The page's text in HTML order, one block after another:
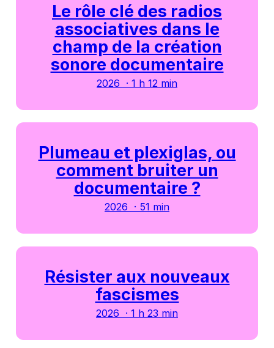
Le rôle clé des radios
associatives dans le
champ de la création
sonore documentaire
2026 · 1 h 12 min
Plumeau et plexiglas, ou
comment bruiter un
documentaire ?
2026 · 51 min
Résister aux nouveaux
fascismes
2026 · 1 h 23 min